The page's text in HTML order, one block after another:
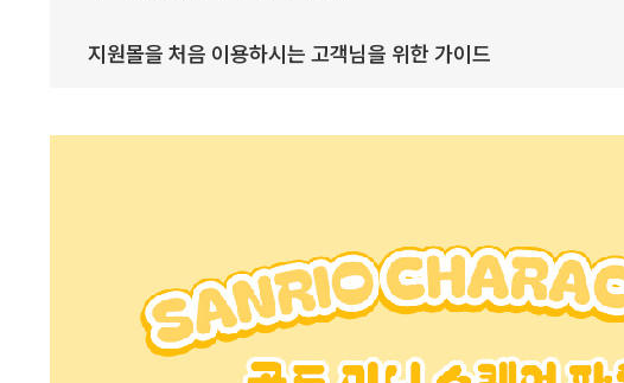
지원몰을 처음 이용하시는 고객님을 위한 가이드